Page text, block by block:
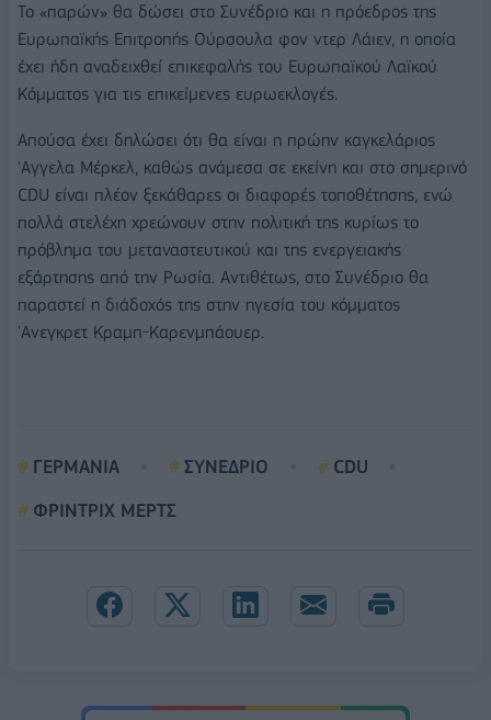
Το «παρών» θα δώσει στο Συνέδριο και η πρόεδρος της
Ευρωπαϊκής Επιτροπής Ούρσουλα φον ντερ Λάιεν, η οποία
έχει ήδη αναδειχθεί επικεφαλής του Ευρωπαϊκού Λαϊκού
Κόμματος για τις επικείμενες ευρωεκλογές.
Απούσα έχει δηλώσει ότι θα είναι η πρώην καγκελάριος
'Αγγελα Μέρκελ, καθώς ανάμεσα σε εκείνη και στο σημερινό
CDU είναι πλέον ξεκάθαρες οι διαφορές τοποθέτησης, ενώ
πολλά στελέχη χρεώνουν στην πολιτική της κυρίως το
πρόβλημα του μεταναστευτικού και της ενεργειακής
εξάρτησης από την Ρωσία. Αντιθέτως, στο Συνέδριο θα
παραστεί η διάδοχός της στην ηγεσία του κόμματος
'Ανεγκρετ Κραμπ-Καρενμπάουερ.
ΓΕΡΜΑΝΙΑ ΣΥΝΕΔΡΙΟ
CDU
ΦΡΙΝΤΡΙΧ ΜΕΡΤΣ